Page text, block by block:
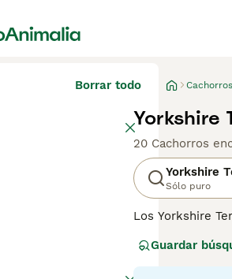
Borrar todo Cachorros
Yorkshire
20 Cachorros
Yorkshire
Sólo puro
Los Yorkshire
viviendo en un
Guardar